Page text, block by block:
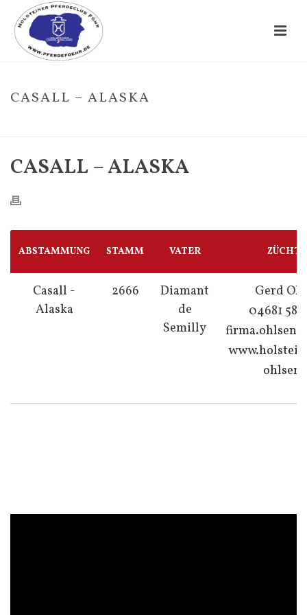
CASALL – ALASKA
CASALL – ALASKA
ABSTAMMUNG STAMM VATER
Casall -
Alaska
2666
Diamant
de
Semilly
Gerd
04681 58